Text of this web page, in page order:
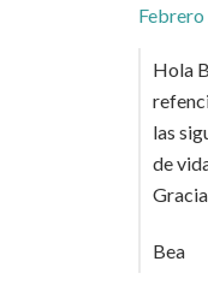
Febrero
Hola
las
de
Bea